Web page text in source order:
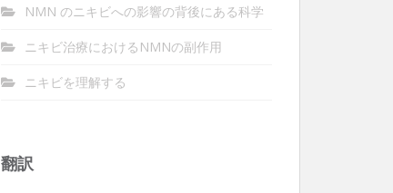
NMN のニキビへの影響の背後にある科学
ニキビ治療におけるNMNの副作用
ニキビを理解する
翻訳